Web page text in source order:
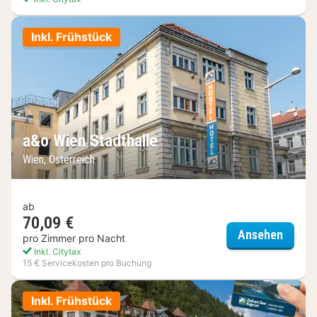
Inkl. Frühstück
a&o Wien Stadthalle
Wien, Österreich
ab
70,09 €
pro Zimmer pro Nacht
Inkl. Citytax
15 € Servicekosten pro Buchung
Ansehen
Inkl. Frühstück